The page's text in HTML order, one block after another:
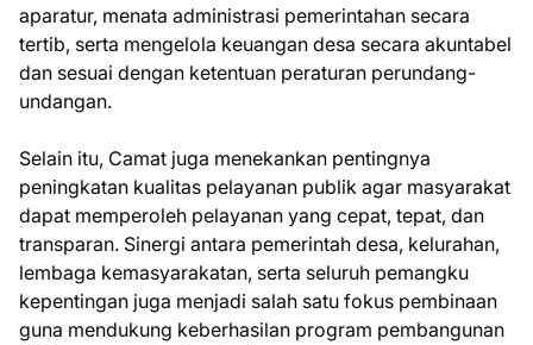
aparatur, menata administrasi pemerintahan secara
tertib, serta mengelola keuangan desa secara akuntabel
dan sesuai dengan ketentuan peraturan perundang-
undangan.
Selain itu, Camat juga menekankan pentingnya
peningkatan kualitas pelayanan publik agar masyarakat
dapat memperoleh pelayanan yang cepat, tepat, dan
transparan. Sinergi antara pemerintah desa, kelurahan,
lembaga kemasyarakatan, serta seluruh pemangku
kepentingan juga menjadi salah satu fokus pembinaan
guna mendukung keberhasilan program pembangunan